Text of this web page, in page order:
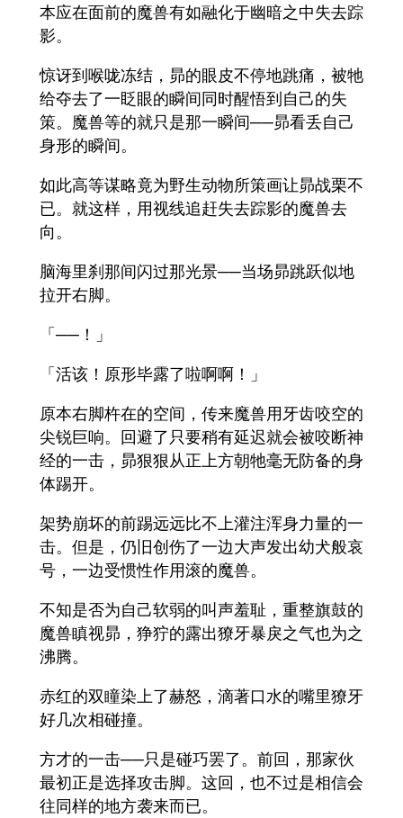
本应在面前的魔兽有如融化于幽暗之中失去踪
影。
惊讶到喉咙冻结，昴的眼皮不停地跳痛，被牠
给夺去了一眨眼的瞬间同时醒悟到自己的失
策。魔兽等的就只是那一瞬间──昴看丢自己
身形的瞬间。
如此高等谋略竟为野生动物所策画让昴战栗不
已。就这样，用视线追赶失去踪影的魔兽去
向。
脑海里刹那间闪过那光景──当场昴跳跃似地
拉开右脚。
「──！」
「活该！原形毕露了啦啊啊！」
原本右脚杵在的空间，传来魔兽用牙齿咬空的
尖锐巨响。回避了只要稍有延迟就会被咬断神
经的一击，昴狠狠从正上方朝牠毫无防备的身
体踢开。
架势崩坏的前踢远远比不上灌注浑身力量的一
击。但是，仍旧创伤了一边大声发出幼犬般哀
号，一边受惯性作用滚的魔兽。
不知是否为自己软弱的叫声羞耻，重整旗鼓的
魔兽瞋视昴，狰狞的露出獠牙暴戾之气也为之
沸腾。
赤红的双瞳染上了赫怒，滴著口水的嘴里獠牙
好几次相碰撞。
方才的一击──只是碰巧罢了。前回，那家伙
最初正是选择攻击脚。这回，也不过是相信会
往同样的地方袭来而已。